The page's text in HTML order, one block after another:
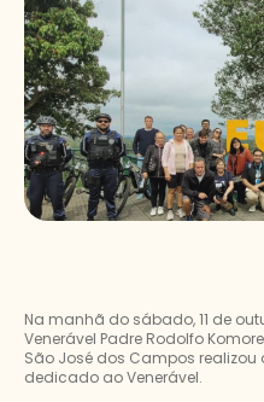
Na manhã do sábado, 11 de
Venerável Padre Rodolfo
São José dos Campos realizou
dedicado ao Venerável.